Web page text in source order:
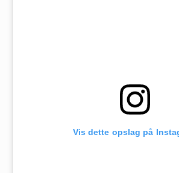
Vis dette opslag på